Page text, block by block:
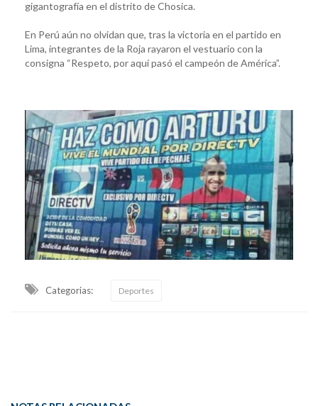
gigantografía en el distrito de Chosica.
En Perú aún no olvidan que, tras la victoria en el partido en
Lima, integrantes de la Roja rayaron el vestuario con la
consigna “Respeto, por aquí pasó el campeón de América”.
Categorias: Deportes